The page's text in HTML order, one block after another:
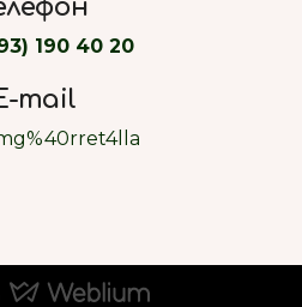
190 40 20
mail